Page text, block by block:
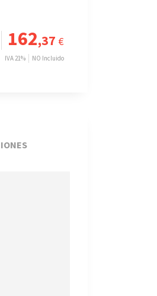
162,37 €
IVA 21% NO Incluido